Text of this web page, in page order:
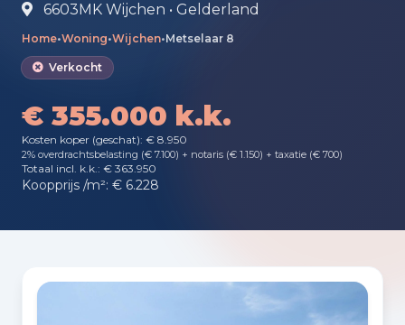
6603MK Wijchen • Gelderland
Home•Woning•Wijchen•Metselaar 8
Verkocht
€ 355.000 k.k.
Kosten koper (geschat): € 8.950
2% overdrachtsbelasting (€ 7.100) + notaris (€ 1.150) + taxatie (€ 700)
Totaal incl. k.k.: € 363.950
Koopprijs /m²: € 6.228
Fotogalerij